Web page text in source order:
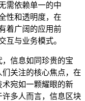
需依赖单一的中
性和透明度，在
着广阔的应用前
互与业务模式。
信息如同珍贵的宝
关注的核心焦点，在
宛如一颗耀眼的新
多人而言，信息区块